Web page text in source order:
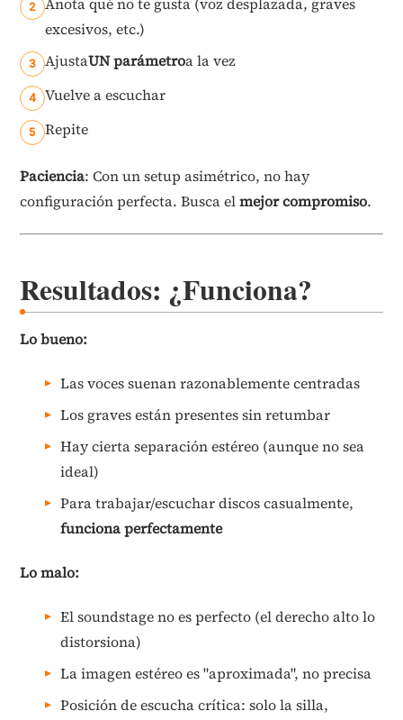
Anota qué no te gusta (voz desplazada, graves
excesivos, etc.)
AjustaUN parámetroa la vez
Vuelve a escuchar
Repite
Paciencia: Con un setup asimétrico, no hay
configuración perfecta. Busca elmejor compromiso.
Resultados: ¿Funciona?
Lo bueno:
Las voces suenan razonablemente centradas
Los graves están presentes sin retumbar
Hay cierta separación estéreo (aunque no sea
ideal)
Para trabajar/escuchar discos casualmente,
funciona perfectamente
Lo malo:
El soundstage no es perfecto (el derecho alto lo
distorsiona)
La imagen estéreo es "aproximada", no precisa
Posición de escucha crítica: solo la silla,